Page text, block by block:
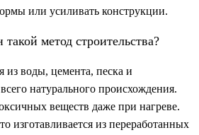
или усиливать конструкции.
метод строительства?
из воды, цемента, песка и
натурального происхождения.
веществ даже при нагреве.
изготавливается из переработанных